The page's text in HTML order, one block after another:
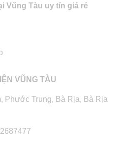
Vũng Tàu uy tín giá rẻ
VŨNG TÀU
Phước Trung, Bà Rịa, Bà Rịa